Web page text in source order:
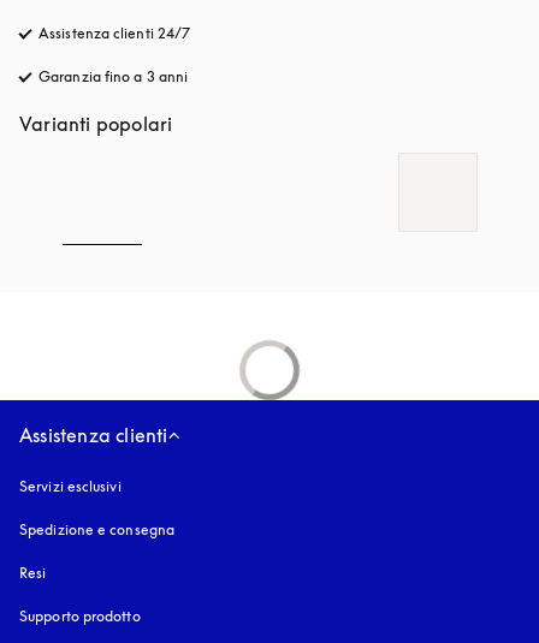
Assistenza clienti 24/7
Garanzia fino a 3 anni
Varianti popolari
Assistenza clienti
Servizi esclusivi
Spedizione e consegna
Resi
Supporto prodotto